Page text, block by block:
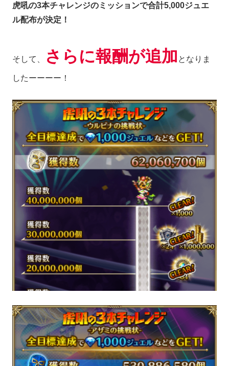
虎吼の3本チャレンジのミッションで合計5,000ジュエ
ル配布が決定！
そして、 さらに報酬が追加 となりま
したーーーー！